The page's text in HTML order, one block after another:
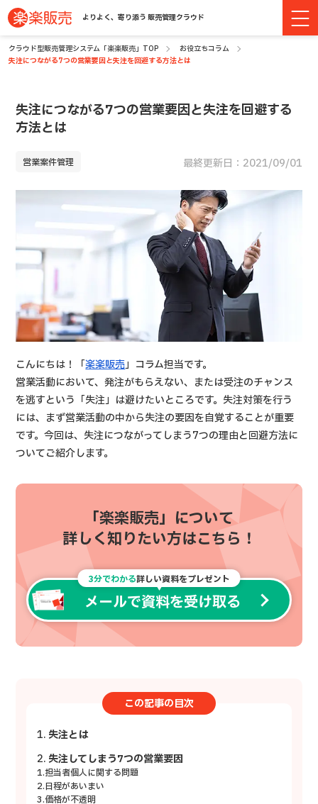
よりよく、寄り添う 販売管理クラウド
クラウド型販売管理システム「楽楽販売」TOP
お役立ちコラム
失注につながる7つの営業要因と失注を回避する方法とは
失注につながる7つの営業要因と失注を回避する
方法とは
営業案件管理 最終更新日：2021/09/01
こんにちは！「楽楽販売」コラム担当です。
営業活動において、発注がもらえない、または受注のチャンス
を逃すという「失注」は避けたいところです。失注対策を行う
には、まず営業活動の中から失注の要因を自覚することが重要
です。今回は、失注につながってしまう7つの理由と回避方法に
ついてご紹介します。
「楽楽販売」について
詳しく知りたい方はこちら！
3分でわかる詳しい資料をプレゼント
メールで資料を受け取る
この記事の目次
失注とは
失注してしまう7つの営業要因
1.担当者個人に関する問題
2.日程があいまい
3.価格が不透明